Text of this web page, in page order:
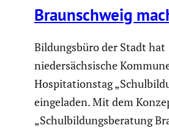
Braun­schweig
Bildungsbüro der Stadt hat
niedersächsische
Hospitationstag
eingeladen. Mit dem
„Schulbildungsberatung